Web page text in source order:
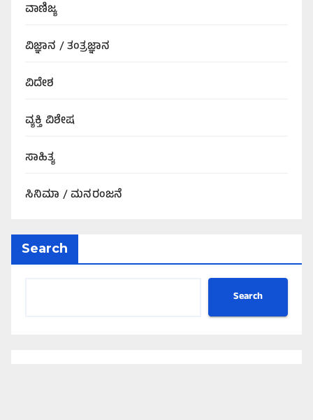
ವಾಣಿಜ್ಯ
ವಿಜ್ಞಾನ / ತಂತ್ರಜ್ಞಾನ
ವಿದೇಶ
ವ್ಯಕ್ತಿ ವಿಶೇಷ
ಸಾಹಿತ್ಯ
ಸಿನಿಮಾ / ಮನರಂಜನೆ
Search
Search